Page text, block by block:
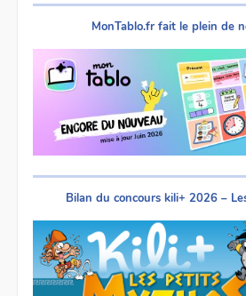
MonTablo.fr fait le plein de
Bilan du concours kili+ 2026 –